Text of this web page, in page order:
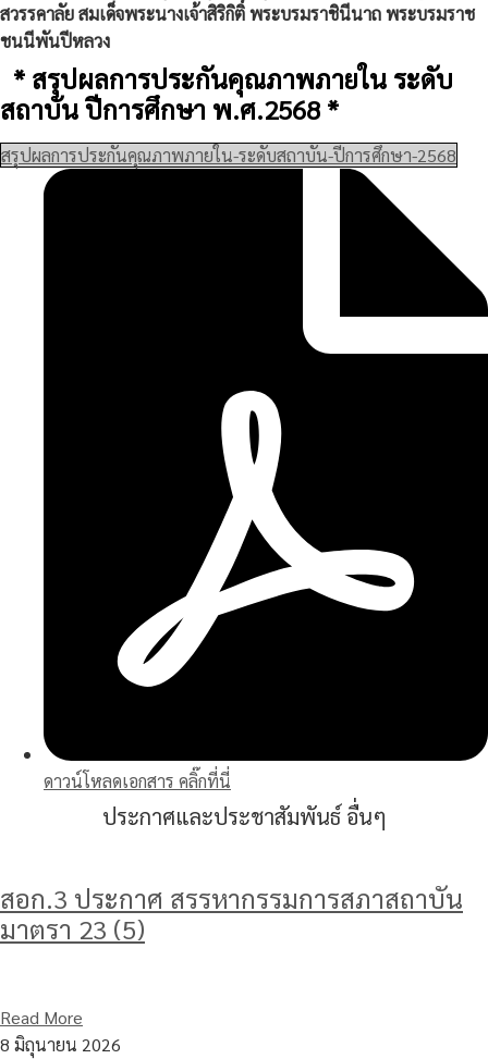
สวรรคาลัย สมเด็จพระนางเจ้าสิริกิติ์ พระบรมราชินีนาถ พระบรมราช
ชนนีพันปีหลวง
* สรุปผลการประกันคุณภาพภายใน ระดับ
สถาบัน ปีการศึกษา พ.ศ.2568 *
สรุปผลการประกันคุณภาพภายใน-ระดับสถาบัน-ปีการศึกษา-2568
ดาวน์โหลดเอกสาร คลิ๊กที่นี่
ประกาศและประชาสัมพันธ์ อื่นๆ
สอก.3 ประกาศ สรรหากรรมการสภาสถาบัน
มาตรา 23 (5)
Read More
8 มิถุนายน 2026